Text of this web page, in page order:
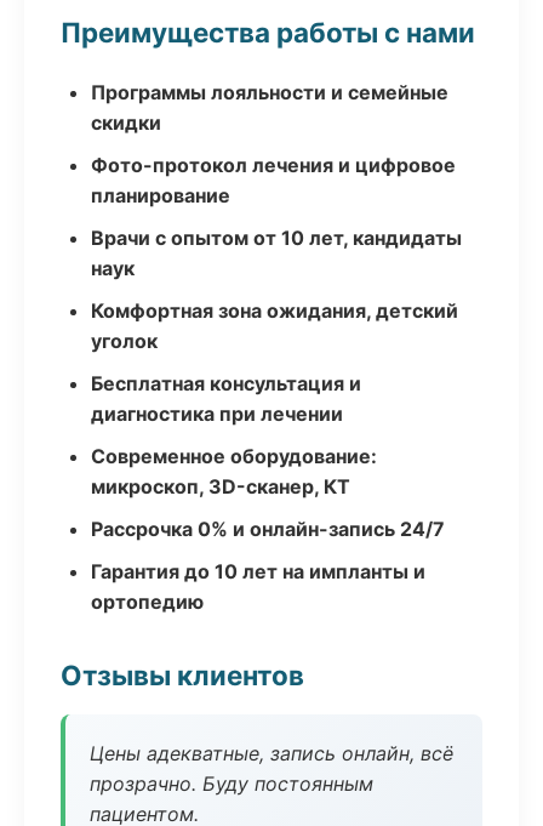
Преимущества работы с нами
Программы лояльности и семейные
скидки
Фото-протокол лечения и цифровое
планирование
Врачи с опытом от 10 лет, кандидаты
наук
Комфортная зона ожидания, детский
уголок
Бесплатная консультация и
диагностика при лечении
Современное оборудование:
микроскоп, 3D-сканер, КТ
Рассрочка 0% и онлайн-запись 24/7
Гарантия до 10 лет на импланты и
ортопедию
Отзывы клиентов
Цены адекватные, запись онлайн, всё
прозрачно. Буду постоянным
пациентом.